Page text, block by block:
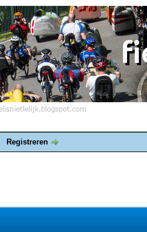
Registreren